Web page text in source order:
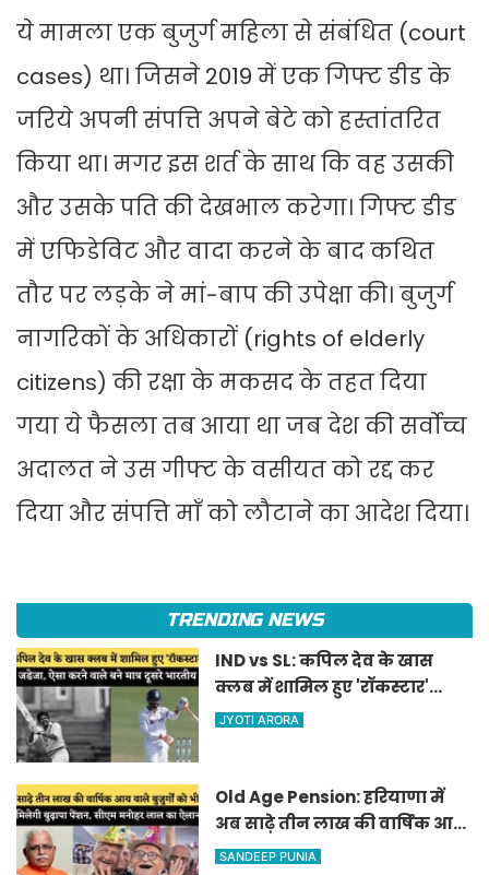
ये मामला एक बुजुर्ग महिला से संबंधित (court
cases) था। जिसने 2019 में एक गिफ्ट डीड के
जरिये अपनी संपत्ति अपने बेटे को हस्तांतरित
किया था। मगर इस शर्त के साथ कि वह उसकी
और उसके पति की देखभाल करेगा। गिफ्ट डीड
में एफिडेविट और वादा करने के बाद कथित
तौर पर लड़के ने मां-बाप की उपेक्षा की। बुजुर्ग
नागरिकों के अधिकारों (rights of elderly
citizens) की रक्षा के मकसद के तहत दिया
गया ये फैसला तब आया था जब देश की सर्वोच्च
अदालत ने उस गीफ्ट के वसीयत को रद्द कर
दिया और संपत्ति माँ को लौटाने का आदेश दिया।
TRENDING NEWS
IND vs SL: कपिल देव के खास
क्लब में शामिल हुए 'रॉकस्टार'
जडेजा, ऐसा करने वाले बने मात्र
JYOTI ARORA
Old Age Pension: हरियाणा में
अब साढ़े तीन लाख की वार्षिक आय
वाले बुजुर्गों को भी मिलेगी बुढ़ापा
SANDEEP PUNIA